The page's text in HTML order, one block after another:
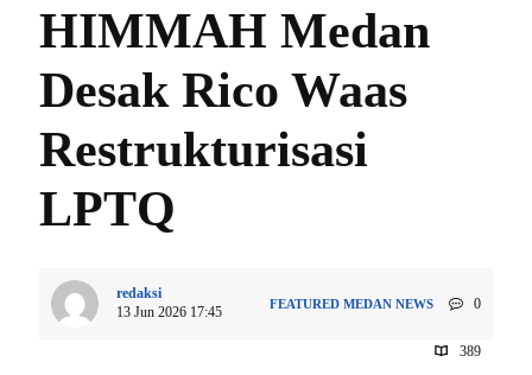
HIMMAH Medan
Desak Rico Waas
Restrukturisasi
LPTQ
redaksi
13 Jun 2026 17:45
FEATURED MEDAN NEWS 0
389